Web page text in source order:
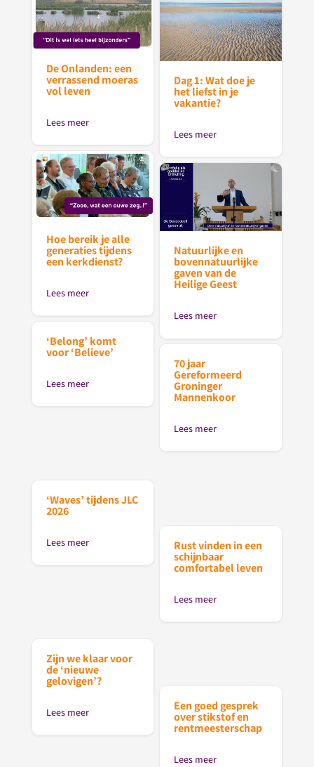
Dag 1: Wat doe je
het liefst in je
vakantie?
Lees meer
De Onlanden: een
verrassend moeras
vol leven
Lees meer
Hoe bereik je alle
generaties tijdens
een kerkdienst?
Lees meer
Natuurlijke en
bovennatuurlijke
gaven van de
Heilige Geest
Lees meer
‘Belong’ komt
voor ‘Believe’
Lees meer
70 jaar
Gereformeerd
Groninger
Mannenkoor
Lees meer
‘Waves’ tijdens JLC
2026
Lees meer Rust vinden in een
schijnbaar
comfortabel leven
Lees meer
Zijn we klaar voor
de ‘nieuwe
gelovigen’?
Lees meer Een goed gesprek
over stikstof en
rentmeesterschap
Lees meer